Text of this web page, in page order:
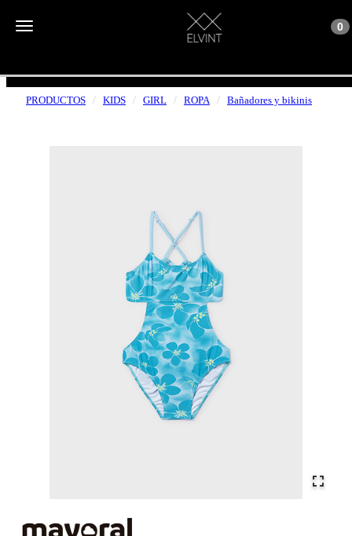
Toggle navigation Toggle
0
ENVÍOS GRATUITOS A PARTIR DE 50€
PRODUCTOS KIDS GIRL ROPA Bañadores y bikinis